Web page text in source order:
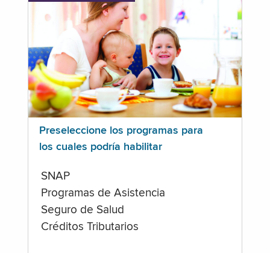
Preseleccione los programas para
los cuales podría habilitar
SNAP
Programas de Asistencia
Seguro de Salud
Créditos Tributarios